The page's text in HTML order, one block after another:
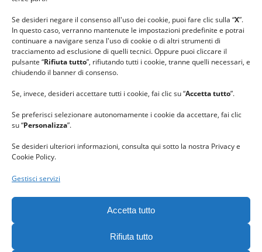
Se desideri negare il consenso all'uso dei cookie, puoi fare clic sulla “X”.
In questo caso, verranno mantenute le impostazioni predefinite e potrai
continuare a navigare senza l'uso di cookie o di altri strumenti di
tracciamento ad esclusione di quelli tecnici. Oppure puoi cliccare il
pulsante “Rifiuta tutto”, rifiutando tutti i cookie, tranne quelli necessari, e
chiudendo il banner di consenso.
Se, invece, desideri accettare tutti i cookie, fai clic su “Accetta tutto”.
Se preferisci selezionare autonomamente i cookie da accettare, fai clic
su “Personalizza”.
Se desideri ulteriori informazioni, consulta qui sotto la nostra Privacy e
Cookie Policy.
Gestisci servizi
Accetta tutto
Rifiuta tutto
#ilcaloredellempatia